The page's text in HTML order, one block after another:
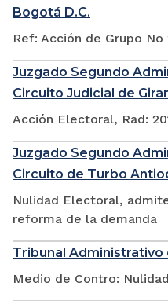
Bogotá D.C.
Ref: Acción de Grupo No
Juzgado Segundo
Circuito Judicial de
Acción Electoral, Rad:
Juzgado Segundo
Circuito de Turbo
Nulidad Electoral,
reforma de la demanda
Tribunal Administrativo
Medio de Contro: